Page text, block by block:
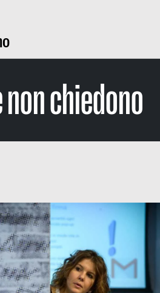
chiedono